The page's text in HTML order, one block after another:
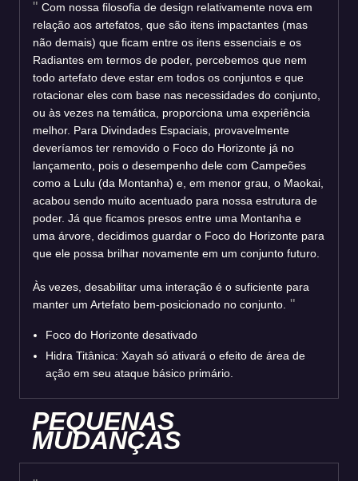
Com nossa filosofia de design relativamente nova em
relação aos artefatos, que são itens impactantes (mas
não demais) que ficam entre os itens essenciais e os
Radiantes em termos de poder, percebemos que nem
todo artefato deve estar em todos os conjuntos e que
rotacionar eles com base nas necessidades do conjunto,
ou às vezes na temática, proporciona uma experiência
melhor. Para Divindades Espaciais, provavelmente
deveríamos ter removido o Foco do Horizonte já no
lançamento, pois o desempenho dele com Campeões
como a Lulu (da Montanha) e, em menor grau, o Maokai,
acabou sendo muito acentuado para nossa estrutura de
poder. Já que ficamos presos entre uma Montanha e
uma árvore, decidimos guardar o Foco do Horizonte para
que ele possa brilhar novamente em um conjunto futuro.
Às vezes, desabilitar uma interação é o suficiente para
manter um Artefato bem-posicionado no conjunto.
Foco do Horizonte desativado
Hidra Titânica: Xayah só ativará o efeito de área de
ação em seu ataque básico primário.
PEQUENAS
MUDANÇAS